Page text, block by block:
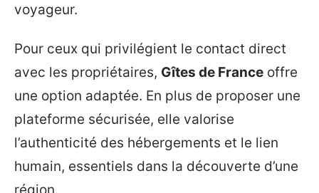
voyageur.
Pour ceux qui privilégient le contact direct
avec les propriétaires, Gîtes de France offre
une option adaptée. En plus de proposer une
plateforme sécurisée, elle valorise
l’authenticité des hébergements et le lien
humain, essentiels dans la découverte d’une